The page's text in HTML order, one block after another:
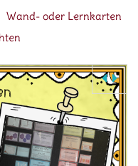
Wand- oder Lernkarten